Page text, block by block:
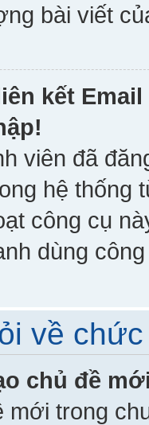
bài viết
kết
viên đã
hệ thống
công cụ
dùng
về
chủ đề
trong